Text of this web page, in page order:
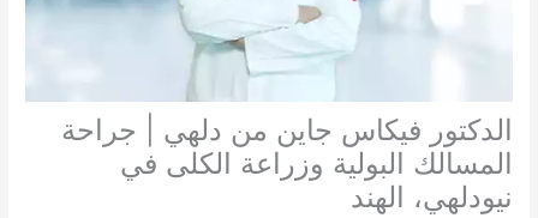
الدكتور فيكاس جاين من دلهي | جراحة
المسالك البولية وزراعة الكلى في
نيودلهي، الهند